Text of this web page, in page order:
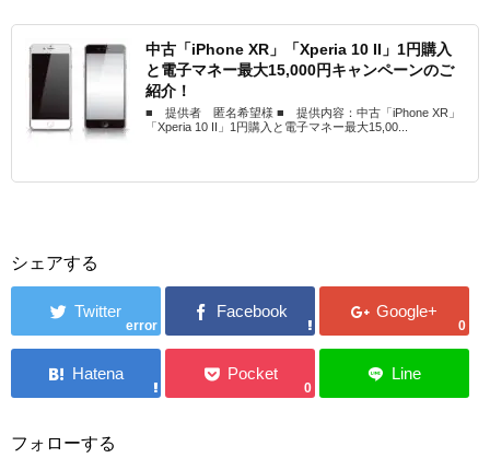
中古「iPhone XR」「Xperia 10 II」1円購入
と電子マネー最大15,000円キャンペーンのご
紹介！
■ 提供者 匿名希望様 ■ 提供内容：中古「iPhone XR」
「Xperia 10 II」1円購入と電子マネー最大15,00...
シェアする
error 0
0
フォローする